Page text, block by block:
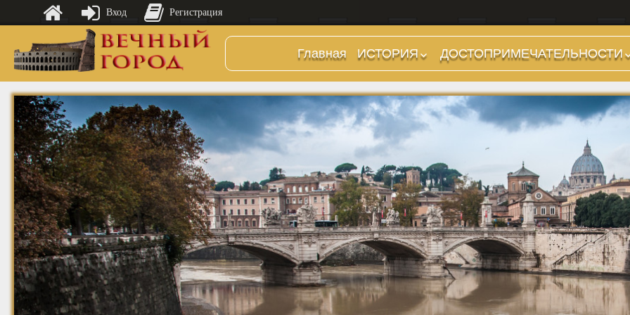
Главная
ИСТОРИЯ
Предыстория
Царский период
(753-509 гг до н.э.)
Ранняя Республика
(509-265 гг до н.э.)
Поздняя Республика
(264-27 гг до н.э.)
Империя. Принципат
(27 г до н.э. — 284 г
н.э.)
Империя. Доминат
(284-476 гг)
Темные Века. Готы
Темные Века.
Экзархат
ДОСТОПРИМЕЧАТЕЛЬНОСТИ
Холмы и остров.
Районы
Форумы, Площади,
Дороги
Стадионы, Термы
Музеи
Дохристианские
храмы
Христианские храмы,
базилики etc.
Дворцы
Арки, колонны и
обелиски
Фонтаны
Вход Регистрация